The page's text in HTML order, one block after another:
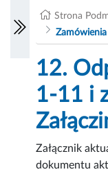
Strona
12.
1-11 i
Załącznik
dokumentu